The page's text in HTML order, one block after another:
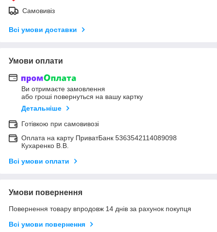
Самовивіз
Всі умови доставки
Умови оплати
Ви отримаєте замовлення
або гроші повернуться на вашу картку
Детальніше
Готівкою при самовивозі
Оплата на карту ПриватБанк 5363542114089098
Кухаренко В.В.
Всі умови оплати
Умови повернення
Повернення товару впродовж 14 днів за рахунок покупця
Всі умови повернення